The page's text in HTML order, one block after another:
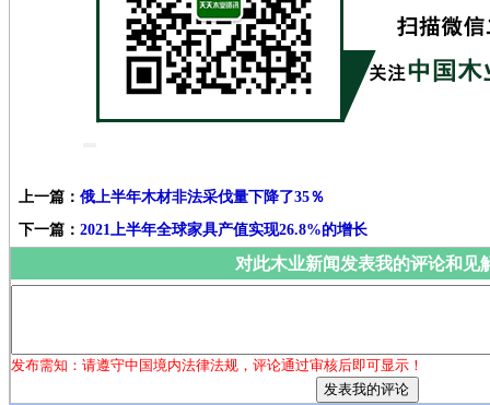
上一篇： 俄上半年木材非法采伐量下降了35％
下一篇： 2021上半年全球家具产值实现26.8%的增长
对此木业新闻发表我的评论和见
发布需知：请遵守中国境内法律法规，评论通过审核后即可显示！